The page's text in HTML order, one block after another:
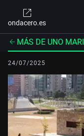
ondacero.es
MÁS DE UNO
24/07/2025